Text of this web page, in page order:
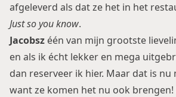
afgeleverd als dat ze het in het
Just so you know.
Jacobsz één van mijn grootste
en als ik écht lekker en mega
dan reserveer ik hier. Maar dat is
want ze komen het nu ook brengen!